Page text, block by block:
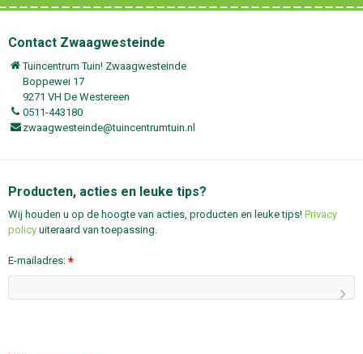
Contact Zwaagwesteinde
Tuincentrum Tuin! Zwaagwesteinde
Boppewei 17
9271 VH De Westereen
0511-443180
zwaagwesteinde@tuincentrumtuin.nl
Producten, acties en leuke tips?
Wij houden u op de hoogte van acties, producten en leuke tips! Privacy
policy uiteraard van toepassing.
E-mailadres: *